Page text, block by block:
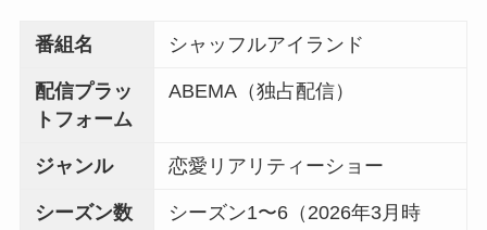
番組名 シャッフルアイランド
配信プラッ
トフォーム
ABEMA（独占配信）
ジャンル 恋愛リアリティーショー
シーズン数
シーズン1〜6（2026年3月時